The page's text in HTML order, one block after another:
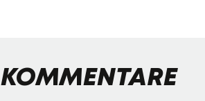
KOMMENTARE